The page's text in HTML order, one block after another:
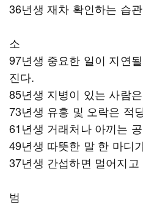
36년생 재차 확인하는 습
소
97년생 중요한 일이 지연
진다.
85년생 지병이 있는 사람
73년생 유흥 및 오락은 적
61년생 거래처나 아끼는
49년생 따뜻한 말 한 마디
37년생 간섭하면 멀어지
범